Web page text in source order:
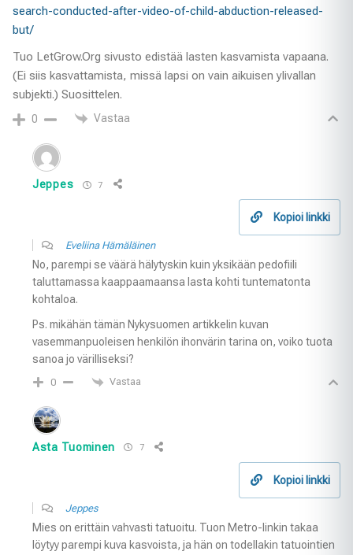
search-conducted-after-video-of-child-abduction-released-
but/
Tuo LetGrow.Org sivusto edistää lasten kasvamista vapaana.
(Ei siis kasvattamista, missä lapsi on vain aikuisen ylivallan
subjekti.) Suosittelen.
0 Vastaa
Jeppes 7
Kopioi linkki
Eveliina Hämäläinen
No, parempi se väärä hälytyskin kuin yksikään pedofiili
taluttamassa kaappaamaansa lasta kohti tuntematonta
kohtaloa.
Ps. mikähän tämän Nykysuomen artikkelin kuvan
vasemmanpuoleisen henkilön ihonvärin tarina on, voiko tuota
sanoa jo värilliseksi?
0 Vastaa
Asta Tuominen 7
Kopioi linkki
Jeppes
Mies on erittäin vahvasti tatuoitu. Tuon Metro-linkin takaa
löytyy parempi kuva kasvoista, ja hän on todellakin tatuointien